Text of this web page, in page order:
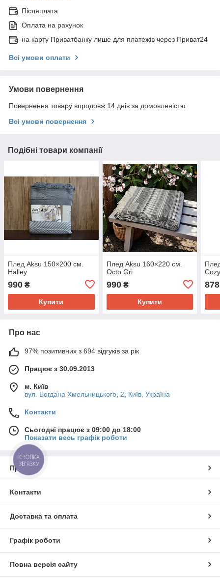
Післяплата
Оплата на рахунок
на карту Приватбанку лише для платежів через Приват24
Всі умови оплати
Умови повернення
Повернення товару впродовж 14 днів за домовленістю
Всі умови повернення
Подібні товари компанії
Плед Aksu 150×200 см.
Halley
990 ₴
Купити
Плед Aksu 160×220 см.
Octo Gri
990₴
Купити
878
Про нас
97% позитивних з 694 відгуків за рік
Працює з 30.09.2013
м. Київ
вул. Богдана Хмельницького, 2, Київ, Україна
Контакти
Сьогодні працює з 09:00 до 18:00
Показати весь графік роботи
Про нас
Контакти
Доставка та оплата
Графік роботи
Повна версія сайту
КНОПКА
ЗВ'ЯЗКУ